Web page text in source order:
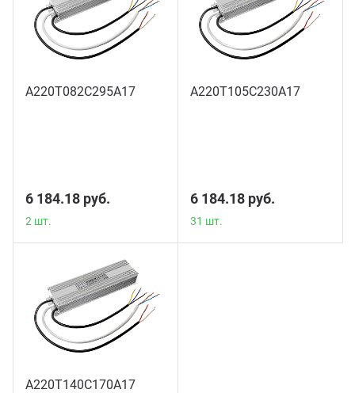
А220Т082С295А17
6 184.18 руб.
2 шт.
А220Т105С230А17
6 184.18 руб.
31 шт.
А220Т140С170А17